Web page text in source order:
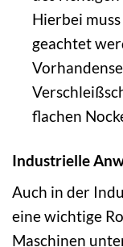
Hierbei
geachtet
flachen
Industrielle
Auch in der
eine wichtige
Maschinen